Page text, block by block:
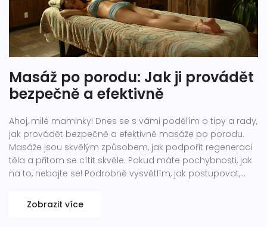
Masáž po porodu: Jak ji provádět
bezpečně a efektivně
Ahoj, milé maminky! Dnes se s vámi podělím o tipy a rady,
jak provádět bezpečně a efektivně masáže po porodu.
Masáže jsou skvělým způsobem, jak podpořit regeneraci
těla a přitom se cítit skvěle. Pokud máte pochybnosti, jak
na to, nebojte se! Podrobně vysvětlím, jak postupovat,
společně!
Zobrazit více